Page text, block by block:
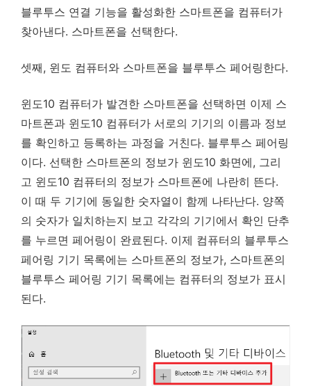
블루투스 연결 기능을 활성화한 스마트폰을 컴퓨터가
찾아낸다. 스마트폰을 선택한다.
셋째, 윈도 컴퓨터와 스마트폰을 블루투스 페어링한다.
윈도10 컴퓨터가 발견한 스마트폰을 선택하면 이제 스
마트폰과 윈도10 컴퓨터가 서로의 기기의 이름과 정보
를 확인하고 등록하는 과정을 거친다. 블루투스 페어링
이다. 선택한 스마트폰의 정보가 윈도10 화면에, 그리
고 윈도10 컴퓨터의 정보가 스마트폰에 나란히 뜬다.
이 때 두 기기에 동일한 숫자열이 함께 나타난다. 양쪽
의 숫자가 일치하는지 보고 각각의 기기에서 확인 단추
를 누르면 페어링이 완료된다. 이제 컴퓨터의 블루투스
페어링 기기 목록에는 스마트폰의 정보가, 스마트폰의
블루투스 페어링 기기 목록에는 컴퓨터의 정보가 표시
된다.